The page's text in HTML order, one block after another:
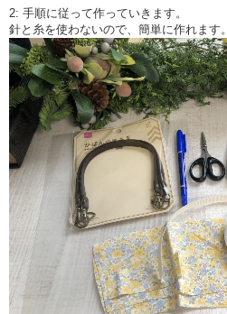
2: 手順に従って作っていきます。
針と糸を使わないので、簡単に作れます。